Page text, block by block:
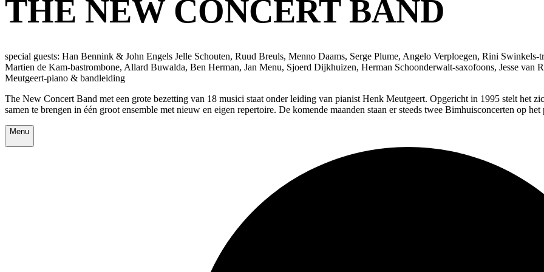
THE NEW CONCERT BAND
special guests: Han Bennink & John Engels Jelle Schouten, Ruud Breuls, Menno Daams, Serge Plume, Angelo Verploegen, Rini
Martien de Kam-bastrombone, Allard Buwalda, Ben Herman, Jan Menu, Sjoerd Dijkhuizen, Herman Schoonderwalt-saxofoons, Jesse van
Meutgeert-piano & bandleiding
The New Concert Band met een grote bezetting van 18 musici staat onder leiding van pianist Henk Meutgeert. Opgericht in 1995 stelt het
samen te brengen in één groot ensemble met nieuw en eigen repertoire. De komende maanden staan er steeds twee Bimhuisconcerten op
Menu